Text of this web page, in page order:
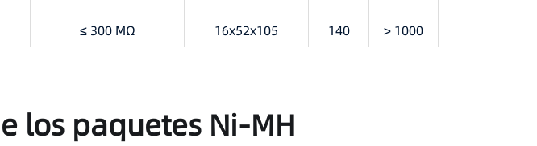
≤ 300 MΩ 16x52x105 140 > 1000
los paquetes Ni-MH